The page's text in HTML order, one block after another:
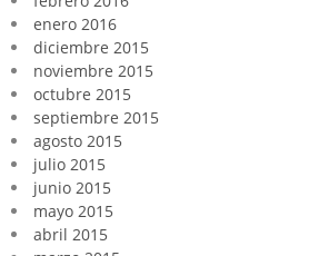
enero 2016
diciembre 2015
noviembre 2015
octubre 2015
septiembre 2015
agosto 2015
julio 2015
junio 2015
mayo 2015
abril 2015